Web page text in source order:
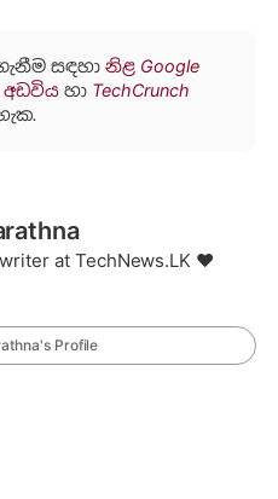
සඳහා නිළ Google
අඩවියහා TechCrunch
at TechNews.LK ❤️
Profile